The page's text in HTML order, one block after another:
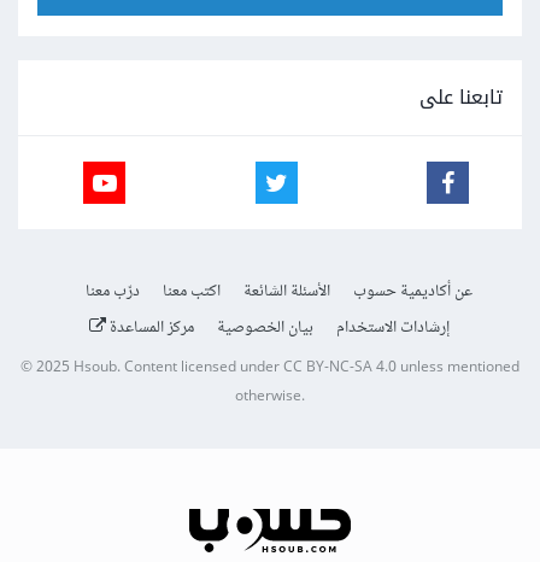
تابعنا على
عن أكاديمية حسوب الأسئلة الشائعة اكتب معنا
درّب معنا
إرشادات الاستخدام
بيان الخصوصية مركز المساعدة
© 2025Hsoub.Content licensed underCC BY-NC-SA 4.0unless mentioned
otherwise.